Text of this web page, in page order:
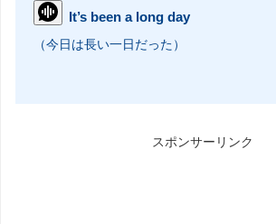
It’s been a long day
（今日は長い一日だった）
スポンサーリンク